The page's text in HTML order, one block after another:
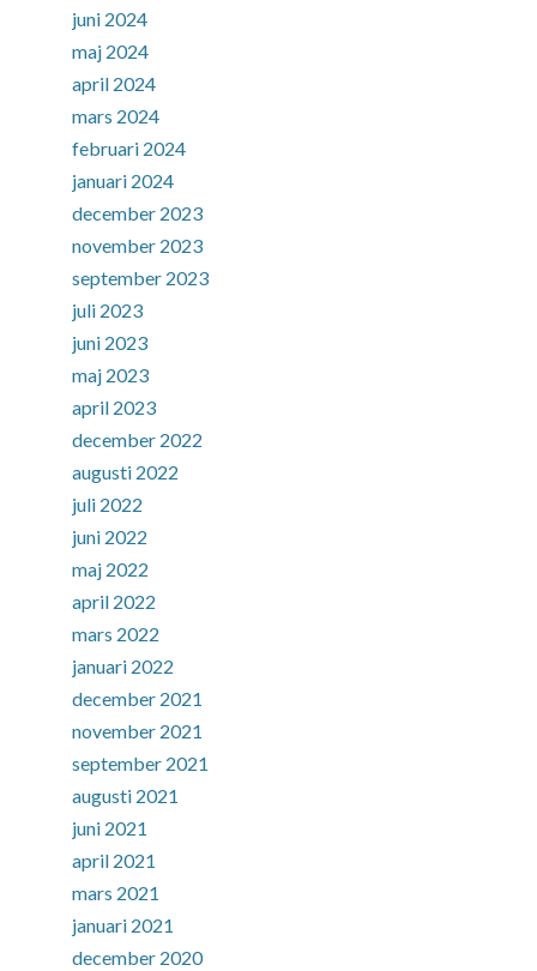
juni 2024
maj 2024
april 2024
mars 2024
februari 2024
januari 2024
december 2023
november 2023
september 2023
juli 2023
juni 2023
maj 2023
april 2023
december 2022
augusti 2022
juli 2022
juni 2022
maj 2022
april 2022
mars 2022
januari 2022
december 2021
november 2021
september 2021
augusti 2021
juni 2021
april 2021
mars 2021
januari 2021
december 2020